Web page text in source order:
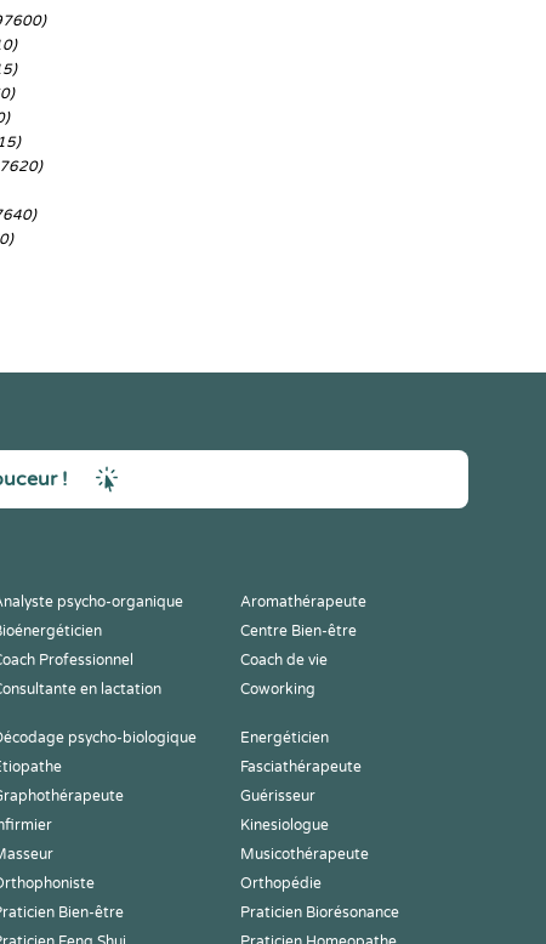
!
psycho-organique
Aromathérapeute
Centre Bien-être
Professionnel
Coach de vie
en lactation Coworking
psycho-biologique
Energéticien
Fasciathérapeute
Guérisseur
Kinesiologue
Musicothérapeute
Orthopédie
Bien-être
Praticien Biorésonance